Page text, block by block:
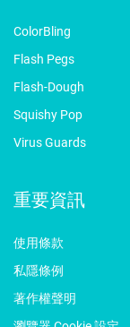
ColorBling
Flash Pegs
Flash-Dough
Squishy Pop
Virus Guards
重要資訊
使用條款
私隱條例
著作權聲明